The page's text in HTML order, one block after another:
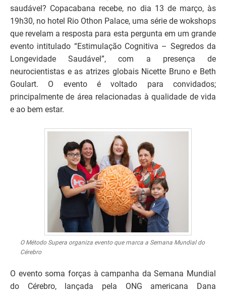
saudável? Copacabana recebe, no dia 13 de março, às
19h30, no hotel Rio Othon Palace, uma série de wokshops
que revelam a resposta para esta pergunta em um grande
evento intitulado “Estimulação Cognitiva – Segredos da
Longevidade Saudável”, com a presença de
neurocientistas e as atrizes globais Nicette Bruno e Beth
Goulart. O evento é voltado para convidados;
principalmente de área relacionadas à qualidade de vida
e ao bem estar.
O Método Supera organiza evento que marca a Semana Mundial do
Cérebro
O evento soma forças à campanha da Semana Mundial
do Cérebro, lançada pela ONG americana Dana